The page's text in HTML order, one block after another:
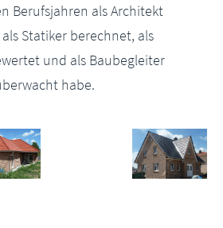
Berufsjahren als Architekt
Statiker berechnet, als
und als Baubegleiter
habe.